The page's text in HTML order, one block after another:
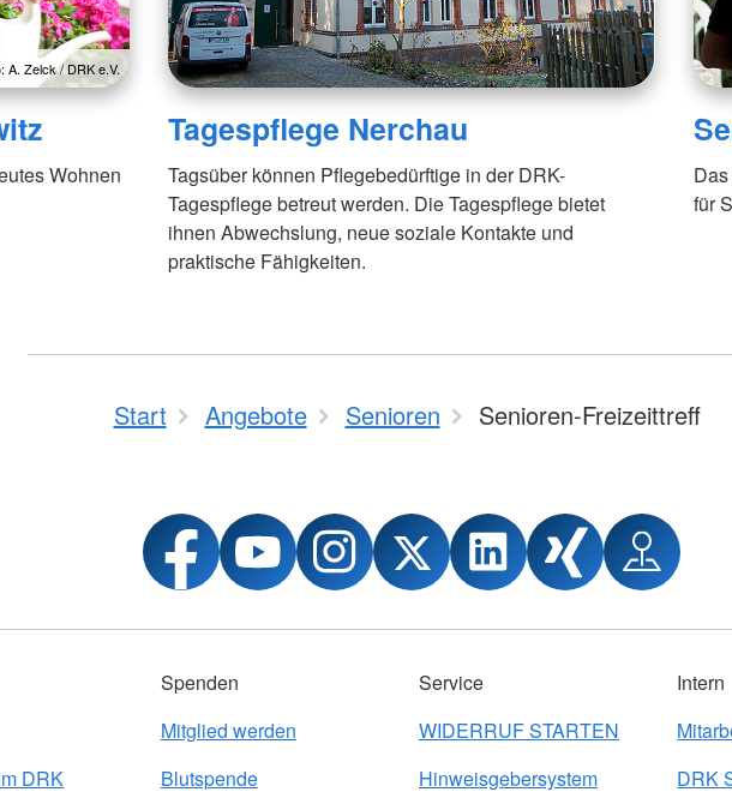
A. Zelck / DRK e.V.
Wohnen
Tagespflege Nerchau
Tagsüber können Pflegebedürftige in der DRK-
Tagespflege betreut werden. Die Tagespflege bietet
ihnen Abwechslung, neue soziale Kontakte und
praktische Fähigkeiten.
für
Start Angebote Senioren Senioren-Freizeittreff
DRK
Spenden
Mitglied werden
Blutspende
Service
WIDERRUF STARTEN
Hinweisgebersystem
Intern
DRK